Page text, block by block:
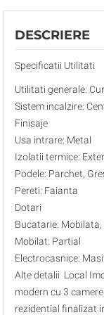
DESCRIERE
Specificatii Utilitati
Utilitati generale:
Sistem incalzire:
Finisaje
Usa intrare: Metal
Izolatii termice:
Podele: Parchet,
Pereti: Faianta
Dotari
Bucatarie:
Mobilat: Partial
Electrocasnice:
Alte detalii Local
modern cu 3
rezidential finalizat